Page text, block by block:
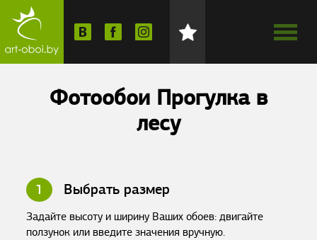
Фотообои Прогулка в
лесу
1 Выбрать размер
Задайте высоту и ширину Ваших обоев: двигайте
ползунок или введите значения вручную.